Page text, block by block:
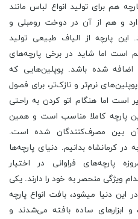
هم برای تولید انواع لباس مانند
و هم از آن در دوخت رومبلی و
این پارچه از الیاف طبیعی تولید
است اما شاید در برخی پارچه‌های
شده باشد. پوپلین‌هایی که
نرم‌تر و نازک‌تر، برای فصول
است اما هنگام اتو کردن به راحتی
کاملا مناسب است و همین
بین مصرف‌کنندگان شده است.
کرمانشاه بدانیم. دنیای پارچه‌ها
پارچه‌های فراوانی در اختیار
ویژگی منحصر به خود را دارند. یکی
از زمینه‌هایی که سبب ایجاد تنوع در این دنیا می‎شود، بافت انواع پارچه
ابزارهای ساده بافته می‌شدند و